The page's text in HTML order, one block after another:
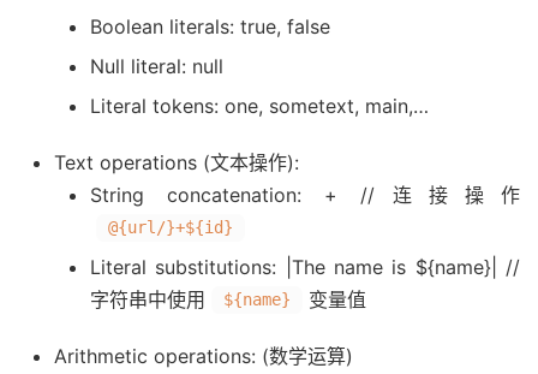
Boolean literals: true, false
Null literal: null
Literal tokens: one, sometext, main,…
Text operations (文本操作):
String concatenation: + //连接操作
@{url/}+${id}
Literal substitutions: |The name is ${name}| //
字符串中使用
${name} 变量值
Arithmetic operations: (数学运算)